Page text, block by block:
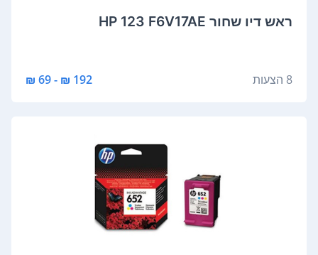
‏ראש דיו ‏שחור HP 123 F6V17AE
8 הצעות 192 ₪ - 69 ₪